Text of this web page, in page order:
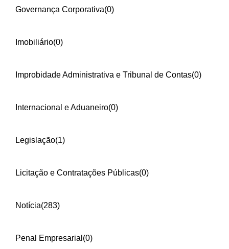
Governança Corporativa(0)
Imobiliário(0)
Improbidade Administrativa e Tribunal de Contas(0)
Internacional e Aduaneiro(0)
Legislação(1)
Licitação e Contratações Públicas(0)
Notícia(283)
Penal Empresarial (0)